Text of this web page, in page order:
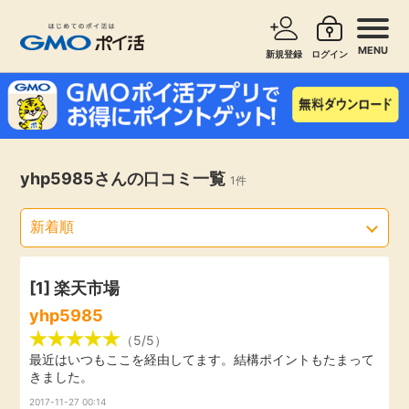
新規登録 ログイン MENU
お知らせ
新着
高還元
無料
サービスで探す ショッピングで探す
旅行・レンタカー
エンタメ
クレジットカード
暮らし
yhp5985さんの口コミ一覧 1件
[1]楽天市場
yhp5985
（5/5）
最近はいつもここを経由してます。結構ポイントもたまって
きました。
2017-11-27 00:14